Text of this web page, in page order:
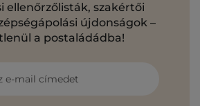
ellenőrzőlisták, szakértői
újdonságok –
a postaládádba!
e-mail címedet